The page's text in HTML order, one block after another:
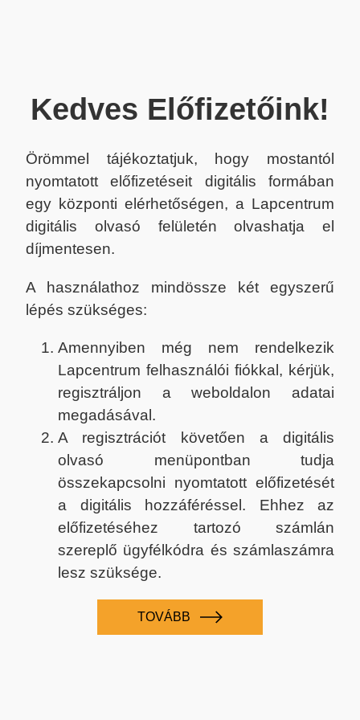
Kedves Előfizetőink!
Örömmel tájékoztatjuk, hogy mostantól
nyomtatott előfizetéseit digitális formában
egy központi elérhetőségen, a Lapcentrum
digitális olvasó felületén olvashatja el
díjmentesen.
A használathoz mindössze két egyszerű
lépés szükséges:
Amennyiben még nem rendelkezik
Lapcentrum felhasználói fiókkal, kérjük,
regisztráljon a weboldalon adatai
megadásával.
A regisztrációt követően a digitális
olvasó menüpontban tudja
összekapcsolni nyomtatott előfizetését
a digitális hozzáféréssel. Ehhez az
előfizetéséhez tartozó számlán
szereplő ügyfélkódra és számlaszámra
lesz szüksége.
TOVÁBB